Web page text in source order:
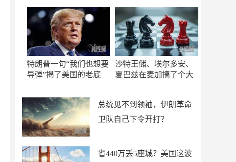
特朗普一句“我们也想要
导弹”揭了美国的老底
沙特王储、埃尔多安、
夏巴兹在麦加搞了个大
总统见不到领袖，伊朗革命
卫队自己下令开打？
省440万丢5座城？美国这波